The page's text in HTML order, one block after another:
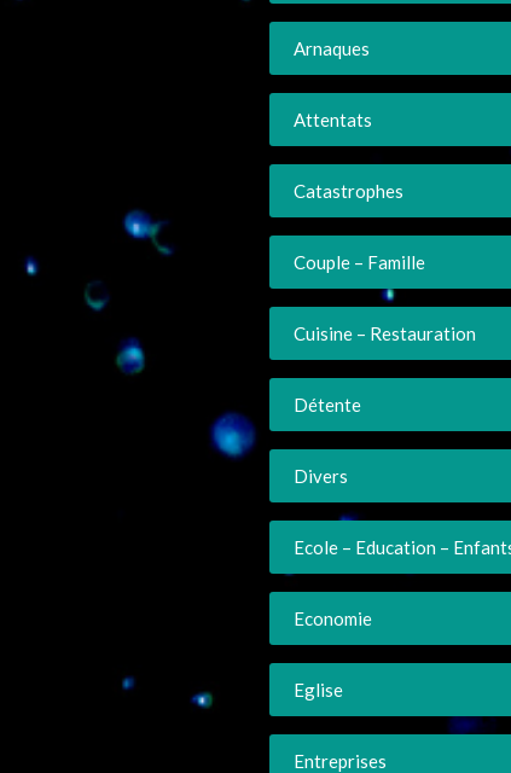
Arnaques
Attentats
Catastrophes
Couple – Famille
Cuisine – Restauration
Détente
Divers
Ecole – Education –
Economie
Eglise
Entreprises